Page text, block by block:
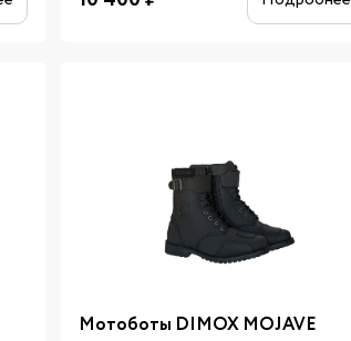
Мотоботы DIMOX MOJAVE